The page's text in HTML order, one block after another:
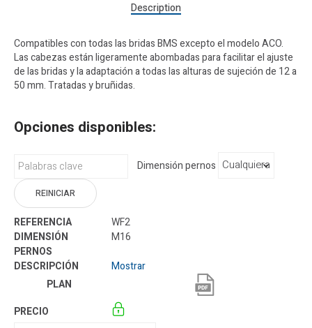
Description
Compatibles con todas las bridas BMS excepto el modelo ACO.
Las cabezas están ligeramente abombadas para facilitar el ajuste
de las bridas y la adaptación a todas las alturas de sujeción de 12 a
50 mm. Tratadas y bruñidas.
Opciones disponibles:
Dimensión pernos
REINICIAR
WF2
M16
Mostrar